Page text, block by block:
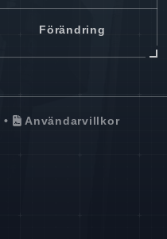
Förändring
• Användarvillkor